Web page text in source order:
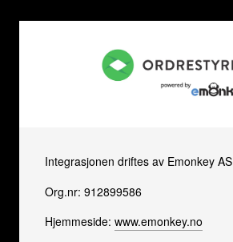
Integrasjonen driftes av Emonkey AS
Org.nr: 912899586
Hjemmeside: www.emonkey.no